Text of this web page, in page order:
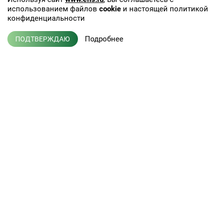
использованием файлов cookie и настоящей политикой
конфиденциальности
ПОДТВЕРЖДАЮ Подробнее